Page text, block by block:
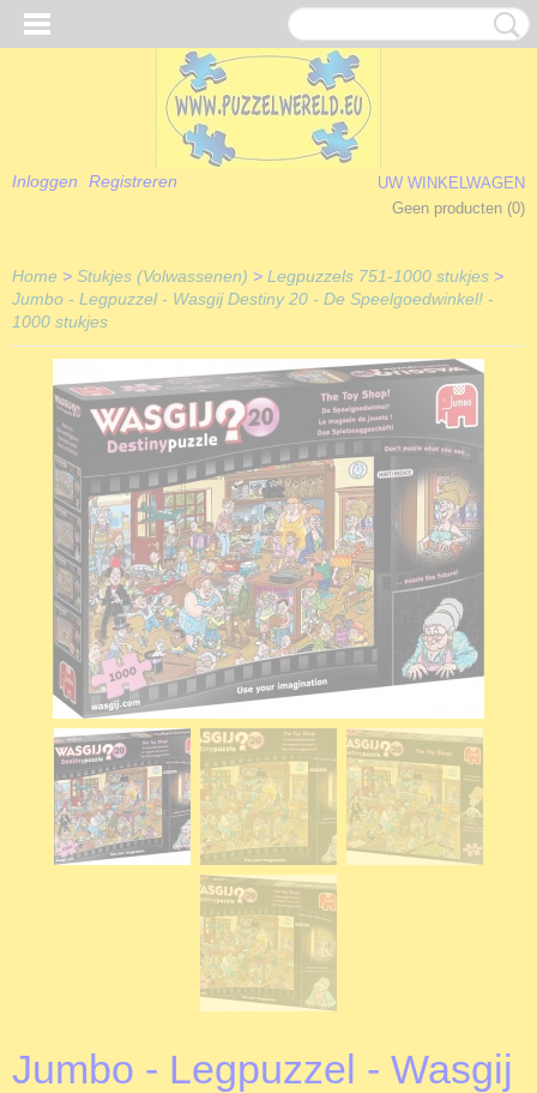
Inloggen Registreren
UW WINKELWAGEN
Geen producten (0)
Home > Stukjes (Volwassenen) > Legpuzzels 751-1000 stukjes >
Jumbo - Legpuzzel - Wasgij Destiny 20 - De Speelgoedwinkel! -
1000 stukjes
Jumbo - Legpuzzel - Wasgij